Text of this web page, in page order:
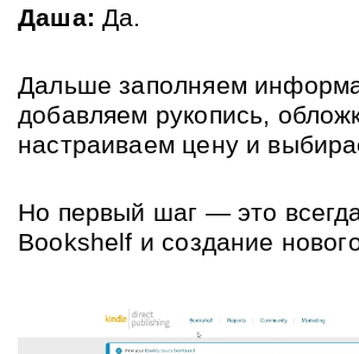
Даша: Да.
Дальше заполняем
добавляем рукопись,
настраиваем цену и
Но первый шаг — это
Bookshelf и создание